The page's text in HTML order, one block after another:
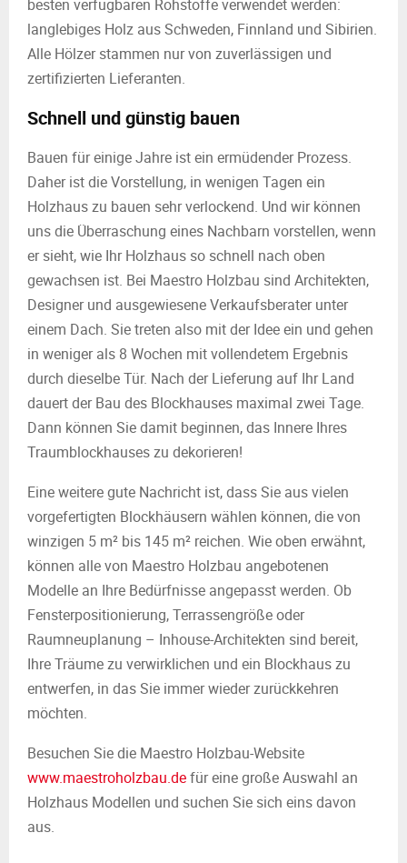
besten verfügbaren Rohstoffe verwendet werden:
langlebiges Holz aus Schweden, Finnland und Sibirien.
Alle Hölzer stammen nur von zuverlässigen und
zertifizierten Lieferanten.
Schnell und günstig bauen
Bauen für einige Jahre ist ein ermüdender Prozess.
Daher ist die Vorstellung, in wenigen Tagen ein
Holzhaus zu bauen sehr verlockend. Und wir können
uns die Überraschung eines Nachbarn vorstellen, wenn
er sieht, wie Ihr Holzhaus so schnell nach oben
gewachsen ist. Bei Maestro Holzbau sind Architekten,
Designer und ausgewiesene Verkaufsberater unter
einem Dach. Sie treten also mit der Idee ein und gehen
in weniger als 8 Wochen mit vollendetem Ergebnis
durch dieselbe Tür. Nach der Lieferung auf Ihr Land
dauert der Bau des Blockhauses maximal zwei Tage.
Dann können Sie damit beginnen, das Innere Ihres
Traumblockhauses zu dekorieren!
Eine weitere gute Nachricht ist, dass Sie aus vielen
vorgefertigten Blockhäusern wählen können, die von
winzigen 5 m² bis 145 m² reichen. Wie oben erwähnt,
können alle von Maestro Holzbau angebotenen
Modelle an Ihre Bedürfnisse angepasst werden. Ob
Fensterpositionierung, Terrassengröße oder
Raumneuplanung – Inhouse-Architekten sind bereit,
Ihre Träume zu verwirklichen und ein Blockhaus zu
entwerfen, in das Sie immer wieder zurückkehren
möchten.
Besuchen Sie die Maestro Holzbau-Website
www.maestroholzbau.defür eine große Auswahl an
Holzhaus Modellen und suchen Sie sich eins davon
aus.